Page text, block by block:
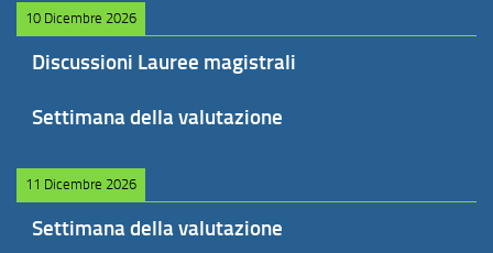
10 Dicembre 2026
Discussioni Lauree magistrali
Settimana della valutazione
11 Dicembre 2026
Settimana della valutazione